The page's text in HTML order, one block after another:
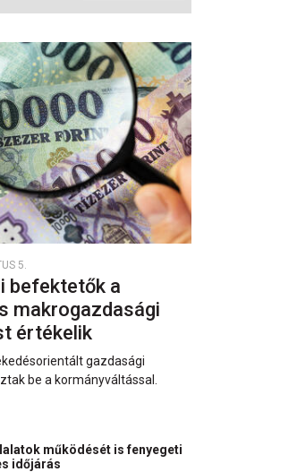
5.
befektetők a
makrogazdasági
értékelik
gazdasági
be a kormányváltással.
működését is fenyegeti
időjárás